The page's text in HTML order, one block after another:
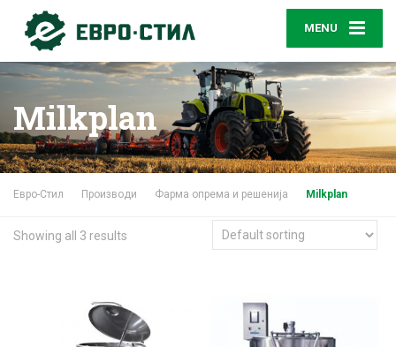
MENU
Milkplan
Евро-Стил Производи Фармa опрема и решенија Milkplan
Showing all 3 results